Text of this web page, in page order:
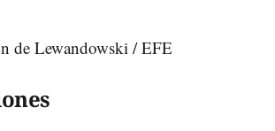
de Lewandowski / EFE